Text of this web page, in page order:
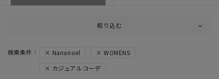
絞り込む
Nananoel
WOMENS
カジュアルコーデ